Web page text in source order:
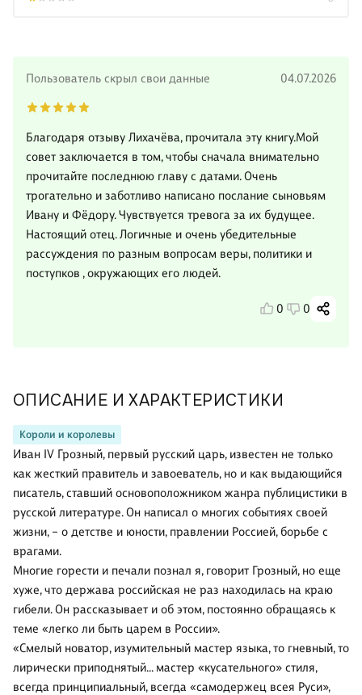
ОПИСАНИЕ И ХАРАКТЕРИСТИКИ
Короли и королевы
Иван IV Грозный, первый русский царь, известен не только
как жесткий правитель и завоеватель, но и как выдающийся
писатель, ставший основоположником жанра публицистики в
русской литературе. Он написал о многих событиях своей
жизни, – о детстве и юности, правлении Россией, борьбе с
врагами.
Многие горести и печали познал я, говорит Грозный, но еще
хуже, что держава российская не раз находилась на краю
гибели. Он рассказывает и об этом, постоянно обращаясь к
теме «легко ли быть царем в России».
«Смелый новатор, изумительный мастер языка, то гневный, то
лирически приподнятый… мастер «кусательного» стиля,
всегда принципиальный, всегда «самодержец всея Руси»,
Пользователь скрыл свои данные 04.07.2026
Благодаря отзыву Лихачёва, прочитала эту книгу.Мой
совет заключается в том, чтобы сначала внимательно
прочитайте последнюю главу с датами. Очень
трогательно и заботливо написано послание сыновьям
Ивану и Фёдору. Чувствуется тревога за их будущее.
Настоящий отец. Логичные и очень убедительные
рассуждения по разным вопросам веры, политики и
поступков , окружающих его людей.
0 0